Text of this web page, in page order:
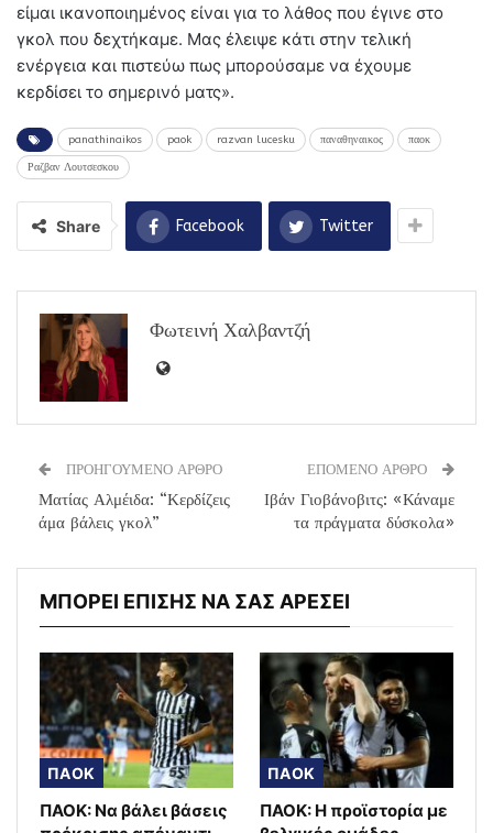
είμαι ικανοποιημένος είναι για το λάθος που έγινε στο
γκολ που δεχτήκαμε. Μας έλειψε κάτι στην τελική
ενέργεια και πιστεύω πως μπορούσαμε να έχουμε
κερδίσει το σημερινό ματς».
panathinaikos paok razvan lucesku παναθηναικος παοκ
Ραζβαν Λουτσεσκου
Share Facebook Twitter
Φωτεινή Χαλβαντζή
ΠΡΟΗΓΟΥΜΕΝΟ ΑΡΘΡΟ
Ματίας Αλμέιδα: “Κερδίζεις
άμα βάλεις γκολ”
ΕΠΟΜΕΝΟ ΑΡΘΡΟ
Ιβάν Γιοβάνοβιτς: «Κάναμε
τα πράγματα δύσκολα»
ΜΠΟΡΕΙ ΕΠΙΣΗΣ ΝΑ ΣΑΣ ΑΡΕΣΕΙ
ΠΑΟΚ
ΠΑΟΚ: Να βάλει βάσεις
ΠΑΟΚ
ΠΑΟΚ: Η προϊστορία με